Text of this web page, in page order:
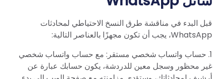
قبل البدء في مناقشة طرق النسخ الاحتياطي لمحادثات
WhatsApp، يجب أن تكون مجهزًا بالعناصر التالية:
1. حساب واتساب شخصي مستقر: مع حساب واتساب شخصي
غير محظور وسجل معين للدردشة، يكون حسابك عبارة عن